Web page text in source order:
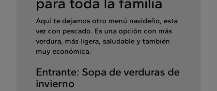
Aquí te dejamos otro menú navideño, esta
vez con pescado. Es una opción con más
verdura, más ligera, saludable y también
muy económica.
Entrante: Sopa de verduras de
invierno